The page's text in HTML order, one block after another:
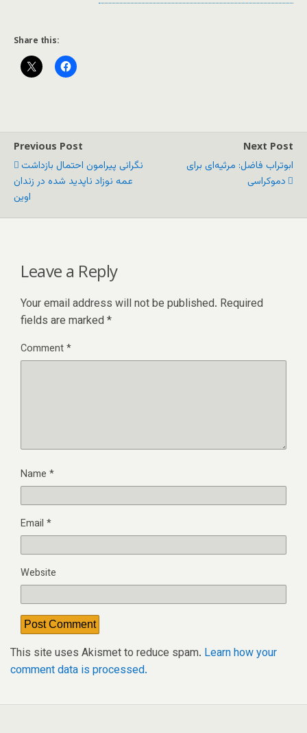
Share this:
Previous Post
نگرانی پیرامون احتمال بازداشت
عمه نوزاد ناپدید شده در زندان
اوین
Next Post
ابوتراب فاضل: مرثیه‌ای برای
دموکراسی
Leave a Reply
Your email address will not be published. Required
fields are marked *
Comment*
Name *
Email *
Website
This site uses Akismet to reduce spam. Learn how your
comment data is processed.